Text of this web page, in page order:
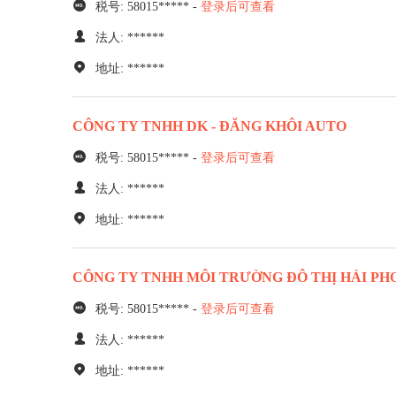
税号: 58015***** - 登录后可查看
法人: ******
地址: ******
CÔNG TY TNHH DK - ĐĂNG KHÔI AUTO
税号: 58015***** - 登录后可查看
法人: ******
地址: ******
CÔNG TY TNHH MÔI TRƯỜNG ĐÔ THỊ HẢI
税号: 58015***** - 登录后可查看
法人: ******
地址: ******